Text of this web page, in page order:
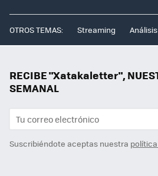
OTROS TEMAS: Streaming Análisis
RECIBE "Xatakaletter",
SEMANAL
Suscribiéndote aceptas nuestra